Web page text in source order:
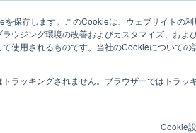
保存します。このCookieは、ウェブサイトの
ウジング環境の改善およびカスタマイズ、およ
使用されるものです。当社のCookieについて
ラッキングされません。ブラウザーではトラッ
Cookie
ム お知らせ 私たちについて 採用
「SATORI」コネクタ提供開始